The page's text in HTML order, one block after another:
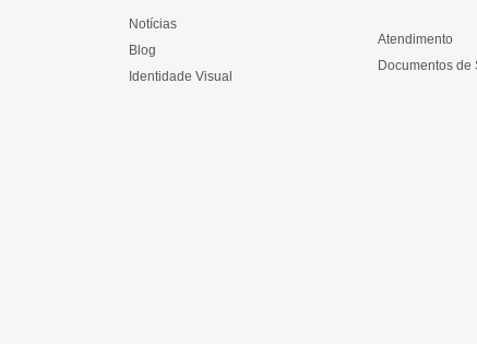
Notícias
Blog
Identidade Visual
Atendimento
Documentos de